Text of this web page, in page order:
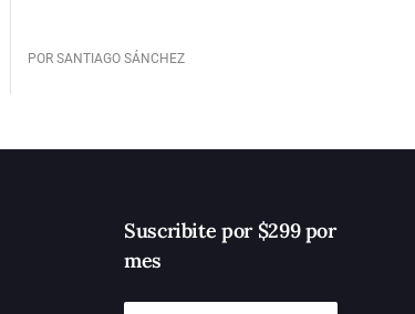
POR SANTIAGO SÁNCHEZ
Suscribite por $299 por
mes